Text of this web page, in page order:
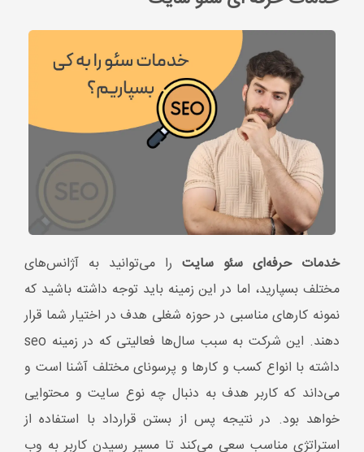
خدمات حرفه‌ای سئو سایترا می‌توانید به آژانس‌های
مختلف بسپارید، اما در این زمینه باید توجه داشته باشید که
نمونه کارهای مناسبی در حوزه شغلی هدف در اختیار شما قرار
دهند. این شرکت به سبب سال‌ها فعالیتی که در زمینه seo
داشته با انواع کسب و کارها و پرسونای مختلف آشنا است و
می‌داند که کاربر هدف به دنبال چه نوع سایت و محتوایی
خواهد بود. در نتیجه پس از بستن قرارداد با استفاده از
استراتژی مناسب سعی می‌کند تا مسیر رسیدن کاربر به وب
سایت را هموار نماید.
توجه داشته باشید از مزایای مهم مجموعه ما این است که نه
تنها در زمینه seo بلکه در حوزه‌های مختلف همچون ساخت و
ایجاد وب سایت، شبکه‌های اجتماعی، بازاریابی و تبلیغات نیز
فعالیت داشته و به این ترتیب طیف گسترده‌ای از خدمات را
به مشتریان عزیز ارائه خواهد داد.
این موضوع باعث می‌شود برای دریافت خدمات مختلف نیاز